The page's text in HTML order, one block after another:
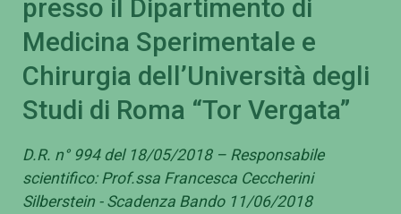
presso il Dipartimento di
Medicina Sperimentale e
Chirurgia dell’Università degli
Studi di Roma “Tor Vergata”
D.R. n° 994 del 18/05/2018 – Responsabile
scientifico: Prof.ssa Francesca Ceccherini
Silberstein - Scadenza Bando 11/06/2018